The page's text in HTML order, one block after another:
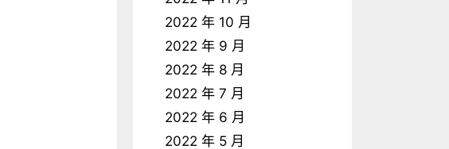
2022 年 10 月
2022 年 9 月
2022 年 8 月
2022 年 7 月
2022 年 6 月
2022 年 5 月